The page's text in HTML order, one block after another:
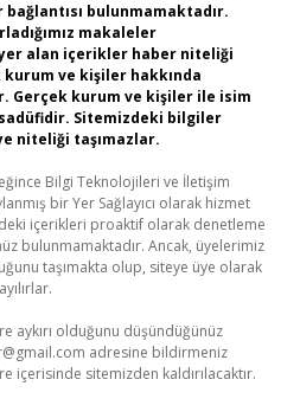
bulunmamaktadır.
makaleler
alan içerikler haber niteliği
ve kişiler hakkında
Gerçek kurum ve kişiler ile isim
Sitemizdeki bilgiler
niteliği taşımazlar.
Bilgi Teknolojileri ve İletişim
bir Yer Sağlayıcı olarak hizmet
içerikleri proaktif olarak denetleme
bulunmamaktadır. Ancak, üyelerimiz
taşımakta olup, siteye üye olarak
aykırı olduğunu düşündüğünüz
adresine bildirmeniz
içerisinde sitemizden kaldırılacaktır.